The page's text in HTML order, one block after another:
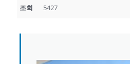
조회 5427